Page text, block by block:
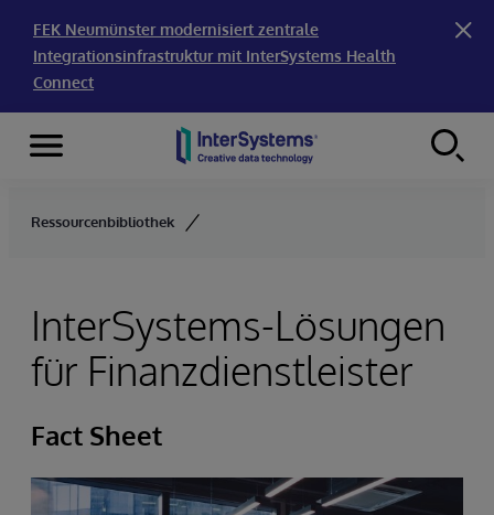
FEK Neumünster modernisiert zentrale
Integrationsinfrastruktur mit InterSystems Health
Connect
Skip to content
Menu
Ressourcenbibliothek
InterSystems-Lösungen
für Finanzdienstleister
Fact Sheet